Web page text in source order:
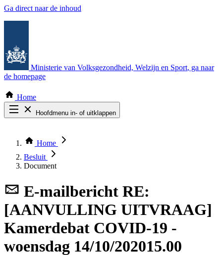
Ga direct naar de inhoud
Ministerie van Volksgezondheid, Welzijn en Sport, ga naar
de homepage
Home
Hoofdmenu in- of uitklappen
Thema COVID-19
Bekijk per bestuursorgaan
Home
Besluit
Document
E-mailbericht RE:
[AANVULLING UITVRAAG]
Kamerdebat COVID-19 -
woensdag 14/10/202015.00